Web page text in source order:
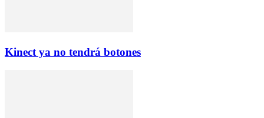
Kinect ya no tendrá botones